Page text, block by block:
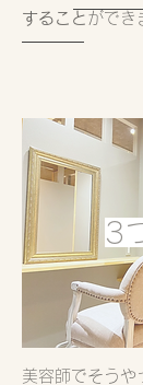
すること ができ
3
美容師でそうや